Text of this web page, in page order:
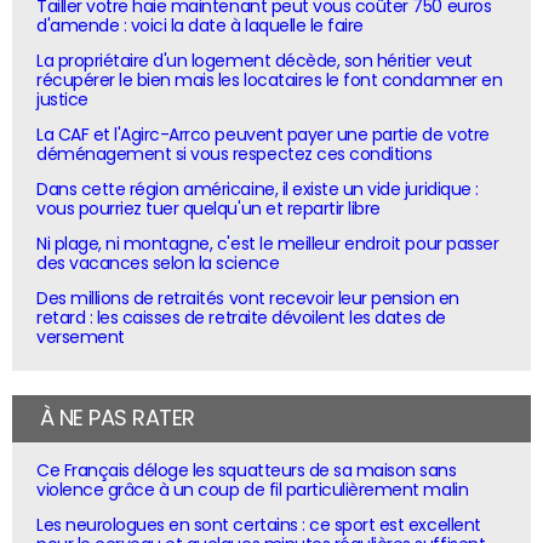
Tailler votre haie maintenant peut vous coûter 750 euros
d'amende : voici la date à laquelle le faire
La propriétaire d'un logement décède, son héritier veut
récupérer le bien mais les locataires le font condamner en
justice
La CAF et l'Agirc-Arrco peuvent payer une partie de votre
déménagement si vous respectez ces conditions
Dans cette région américaine, il existe un vide juridique :
vous pourriez tuer quelqu'un et repartir libre
Ni plage, ni montagne, c'est le meilleur endroit pour passer
des vacances selon la science
Des millions de retraités vont recevoir leur pension en
retard : les caisses de retraite dévoilent les dates de
versement
À NE PAS RATER
Ce Français déloge les squatteurs de sa maison sans
violence grâce à un coup de fil particulièrement malin
Les neurologues en sont certains : ce sport est excellent